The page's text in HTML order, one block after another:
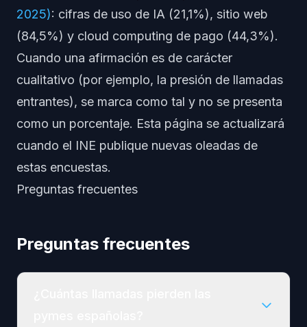
2025): cifras de uso de IA (21,1%), sitio web
(84,5%) y cloud computing de pago (44,3%).
Cuando una afirmación es de carácter
cualitativo (por ejemplo, la presión de llamadas
entrantes), se marca como tal y no se presenta
como un porcentaje. Esta página se actualizará
cuando el INE publique nuevas oleadas de
estas encuestas.
Preguntas frecuentes
Preguntas frecuentes